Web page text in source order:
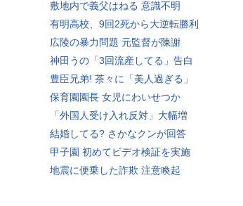
敷地内で義父はねる 意識不明
有明高校、9回2死から大逆転勝利
広陵の暴力問題 元監督が陳謝
神田うの「3回流産してる」告白
豊臣兄弟! 茶々に「美人過ぎる」
保育園園長 女児にわいせつか
「外国人受け入れ反対」大幅増
結婚してる? さかなクンが回答
甲子園 初めてビデオ検証を実施
地震に便乗した詐欺 注意喚起